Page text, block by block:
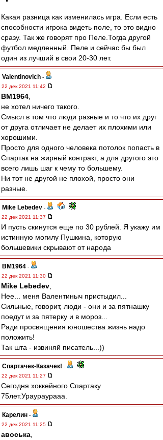
Какая разница как изменилась игра. Если есть
способности игрока видеть поле, то это видно
сразу. Так же говорят про Пеле.Тогда другой
футбол медленный. Пеле и сейчас бы был
один из лучший в свои 20-30 лет.
Valentinovich -
22 дек 2021 11:42
BM1964
не хотел ничего такого.
Смысл в том что люди разные и то что их друг
от друга отличает не делает их плохими или
хорошими.
Просто для одного человека потолок попасть в
Спартак на жирный контракт, а для другого это
всего лишь шаг к чему то большему.
Ни тот не другой не плохой, просто они
разные.
Mike Lebedev -
22 дек 2021 11:37
И пусть скинутся еще по 30 рублей. Я укажу им
истинную могилу Пушкина, которую
большевики скрывают от народа
BM1964 -
22 дек 2021 11:30
Mike Lebedev
Нее... меня Валентиныч пристыдил...
Сильные, говорит, люди - они и за пятнашку
поедут и за пятерку и в мороз...
Ради просвящения юношества жизнь надо
положить!
Так шта - извиняй писатель...))
Спартачек-Казачек! -
22 дек 2021 11:27
Сегодня хоккейного Спартаку
75лет.Ураураурааа.
Карелин -
22 дек 2021 11:25
авоська